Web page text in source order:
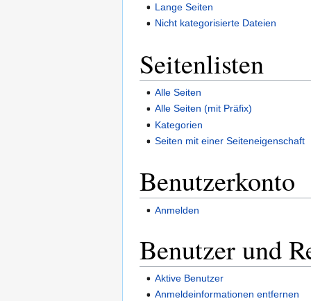
Lange Seiten
Nicht kategorisierte Dateien
Seitenlisten
Alle Seiten
Alle Seiten (mit Präfix)
Kategorien
Seiten mit einer Seiteneigenschaft
Benutzerkonto
Anmelden
Benutzer und
Aktive Benutzer
Anmeldeinformationen entfernen